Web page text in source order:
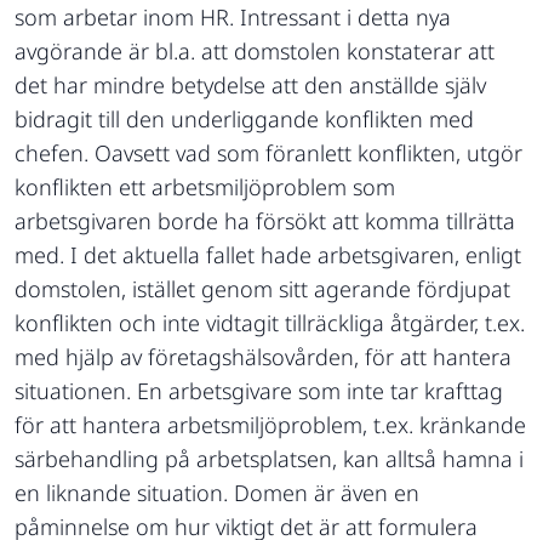
som arbetar inom HR. Intressant i detta nya
avgörande är bl.a. att domstolen konstaterar att
det har mindre betydelse att den anställde själv
bidragit till den underliggande konflikten med
chefen. Oavsett vad som föranlett konflikten, utgör
konflikten ett arbetsmiljöproblem som
arbetsgivaren borde ha försökt att komma tillrätta
med. I det aktuella fallet hade arbetsgivaren, enligt
domstolen, istället genom sitt agerande fördjupat
konflikten och inte vidtagit tillräckliga åtgärder, t.ex.
med hjälp av företagshälsovården, för att hantera
situationen. En arbetsgivare som inte tar krafttag
för att hantera arbetsmiljöproblem, t.ex. kränkande
särbehandling på arbetsplatsen, kan alltså hamna i
en liknande situation. Domen är även en
påminnelse om hur viktigt det är att formulera